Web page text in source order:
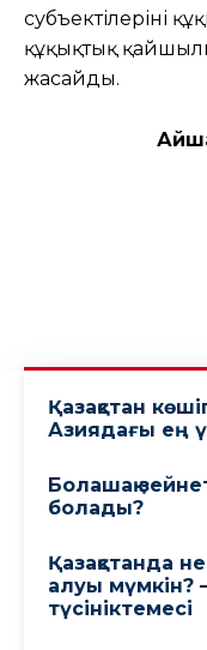
субъектілерінің
құқықтық
жасайды.
Қазақстан
Азиядағы ең
Болашақ
болады?
Қазақстанда
алуы мүмкін?
түсініктемесі